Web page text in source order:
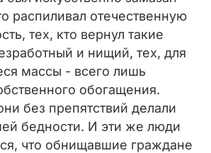
распиливал отечественную
тех, кто вернул такие
и нищий, тех, для
массы - всего лишь
обогащения.
без препятствий делали
бедности. И эти же люди
что обнищавшие граждане